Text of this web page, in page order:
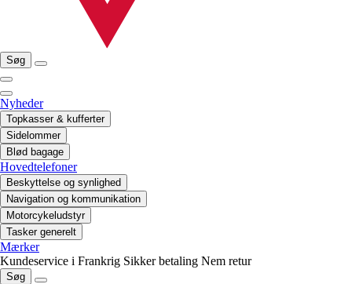
Søg
Nyheder
Topkasser & kufferter
Sidelommer
Blød bagage
Hovedtelefoner
Beskyttelse og synlighed
Navigation og kommunikation
Motorcykeludstyr
Tasker generelt
Mærker
Kundeservice i Frankrig Sikker betaling Nem retur
Søg